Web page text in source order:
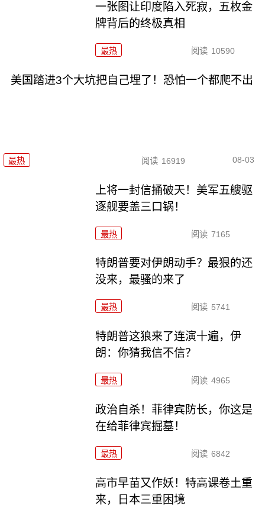
一张图让印度陷入死寂，五枚金
牌背后的终极真相
最热 阅读 10590
美国踏进3个大坑把自己埋了！恐怕一个都爬不出
最热 阅读 16919 08-03
上将一封信捅破天！美军五艘驱
逐舰要盖三口锅！
最热 阅读 7165
特朗普要对伊朗动手？最狠的还
没来，最骚的来了
最热 阅读 5741
特朗普这狼来了连演十遍，伊
朗：你猜我信不信？
最热 阅读 4965
政治自杀！菲律宾防长，你这是
在给菲律宾掘墓！
最热 阅读 6842
高市早苗又作妖！特高课卷土重
来，日本三重困境